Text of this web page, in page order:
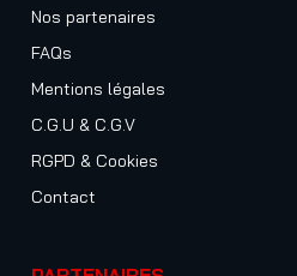
Nos partenaires
FAQs
Mentions légales
C.G.U & C.G.V
RGPD & Cookies
Contact